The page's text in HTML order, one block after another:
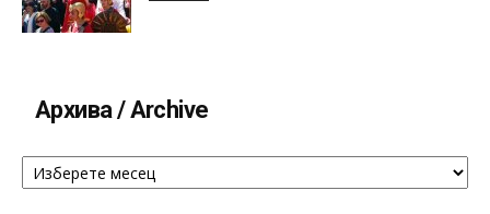
Архива / Archive
Архива